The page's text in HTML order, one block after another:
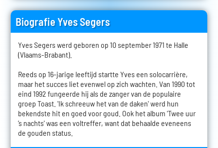
Biografie Yves Segers
Yves Segers werd geboren op 10 september 1971 te Halle
(Vlaams-Brabant).
Reeds op 16-jarige leeftijd startte Yves een solocarrière,
maar het succes liet evenwel op zich wachten. Van 1990 tot
eind 1992 fungeerde hij als de zanger van de populaire
groep Toast. 'Ik schreeuw het van de daken' werd hun
bekendste hit en goed voor goud. Ook het album 'Twee uur
’s nachts' was een voltreffer, want dat behaalde eveneens
de gouden status.